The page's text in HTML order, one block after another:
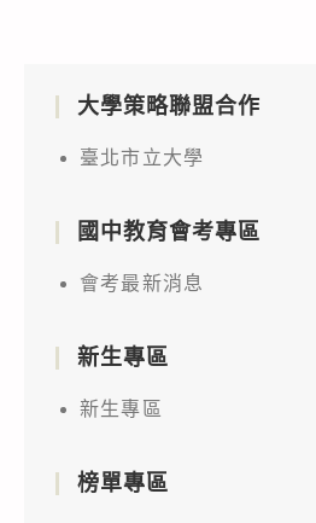
市
奇
秘
密
廊」
究
實
大學策略聯盟合作
臺北市立大學
國中教育會考專區
會考最新消息
新生專區
新生專區
榜單專區